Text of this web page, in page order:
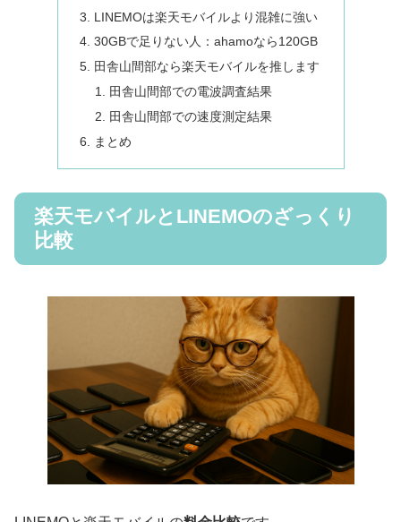
LINEMOは楽天モバイルより混雑に強い
30GBで足りない人：ahamoなら120GB
田舎山間部なら楽天モバイルを推します
田舎山間部での電波調査結果
田舎山間部での速度測定結果
まとめ
楽天モバイルとLINEMOのざっくり
比較